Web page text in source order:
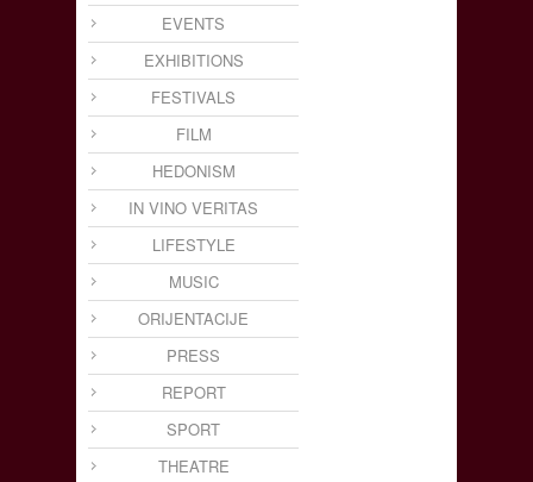
EVENTS
EXHIBITIONS
FESTIVALS
FILM
HEDONISM
IN VINO VERITAS
LIFESTYLE
MUSIC
ORIJENTACIJE
PRESS
REPORT
SPORT
THEATRE